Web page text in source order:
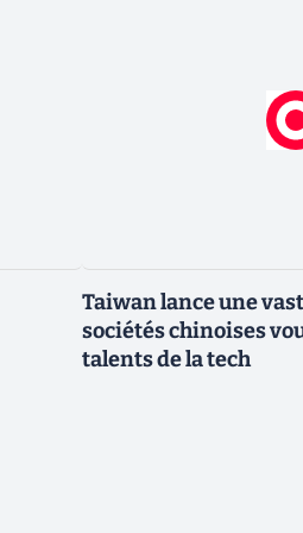
Taiwan lance une
sociétés chinoises
talents de la tech